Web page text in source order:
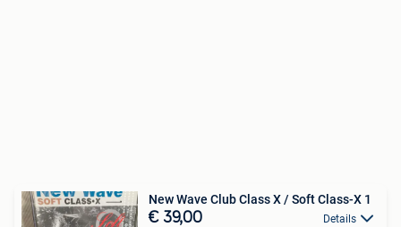
New Wave Club Class X / Soft Class-X 1
€ 39,00 Details